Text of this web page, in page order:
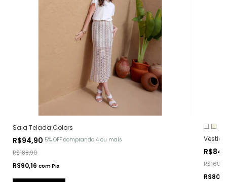
Saia Telada Colors
R$94,90 5% OFF comprando 4 ou mais
R$188,90
R$90,16 comPix